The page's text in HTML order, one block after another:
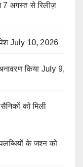
7 अगस्त से रिलीज़
July 10, 2026
किया July 9,
को मिली
के जश्न को